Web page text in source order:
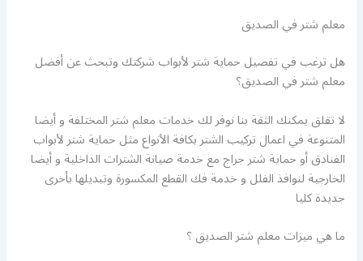
معلم شتر في الصديق
هل ترغب في تفصيل حماية شتر لأبواب شركتك وتبحث عن أفضل
معلم شتر في الصديق؟
لا تقلق يمكنك الثقة بنا نوفر لك خدمات معلم شتر المختلفة و أيضا
المتنوعة في اعمال تركيب الشتر بكافة الأنواع مثل حماية شتر لأبواب
الفنادق أو حماية شتر جراج مع خدمة صيانة الشترات الداخلية و أيضا
الخارجية لنوافذ الفلل و خدمة فك القطع المكسورة وتبديلها بأخرى
جديدة كليا
ما هي ميزات معلم شتر الصديق ؟